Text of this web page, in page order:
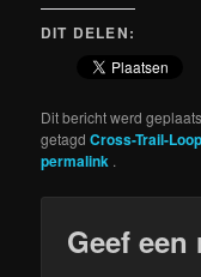
DIT DELEN:
Dit bericht werd
getagdCross-Trail-Loop
permalink .
Geef een